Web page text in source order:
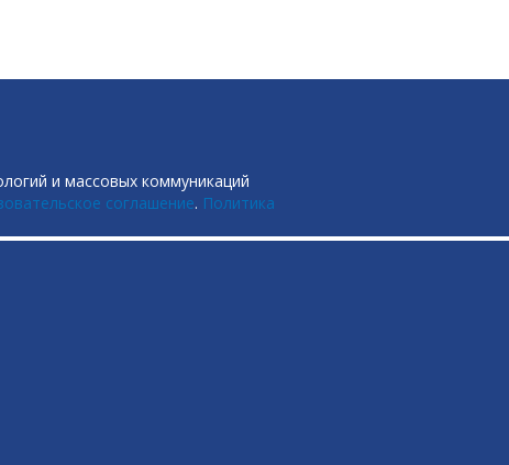
и массовых коммуникаций
соглашение. Политика